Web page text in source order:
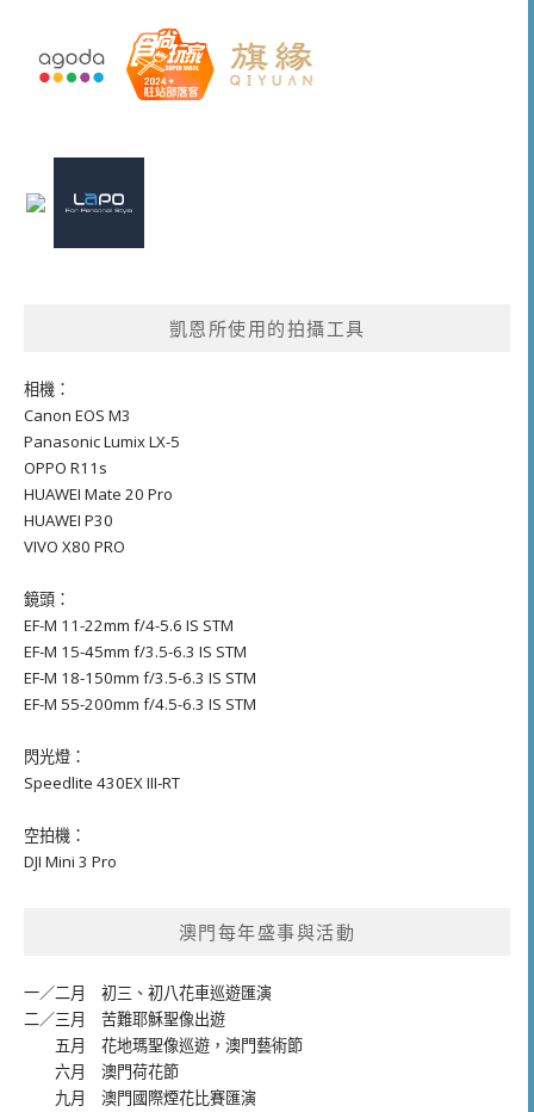
凱恩所使用的拍攝工具
相機：
Canon EOS M3
Panasonic Lumix LX-5
OPPO R11s
HUAWEI Mate 20 Pro
HUAWEI P30
VIVO X80 PRO
鏡頭：
EF-M 11-22mm f/4-5.6 IS STM
EF-M 15-45mm f/3.5-6.3 IS STM
EF-M 18-150mm f/3.5-6.3 IS STM
EF-M 55-200mm f/4.5-6.3 IS STM
閃光燈：
Speedlite 430EX III-RT
空拍機：
DJI Mini 3 Pro
澳門每年盛事與活動
一／二月 初三、初八花車巡遊匯演
二／三月 苦難耶穌聖像出遊
五月 花地瑪聖像巡遊 ， 澳門藝術節
六月 澳門荷花節
九月 澳門國際煙花比賽匯演